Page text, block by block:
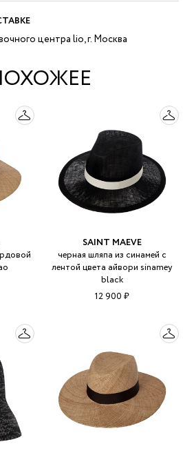
центра lio, г. Москва
SAINT MAEVE
черная шляпа из синамей с
лентой цвета айвори sinamey
black
12 900 ₽